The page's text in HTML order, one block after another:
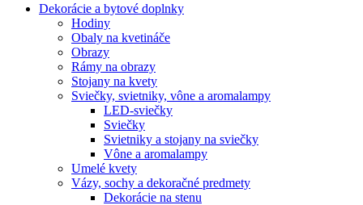
Dekorácie a bytové doplnky
Hodiny
Obaly na kvetináče
Obrazy
Rámy na obrazy
Stojany na kvety
Sviečky, svietniky, vône a aromalampy
LED-sviečky
Sviečky
Svietniky a stojany na sviečky
Vône a aromalampy
Umelé kvety
Vázy, sochy a dekoračné predmety
Dekorácie na stenu